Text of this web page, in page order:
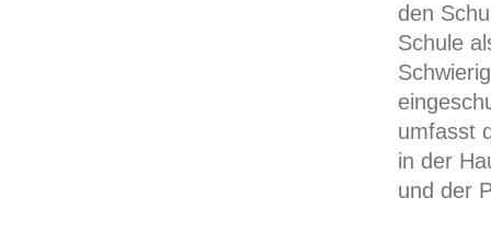
den
Schule
umfasst
in der
und der